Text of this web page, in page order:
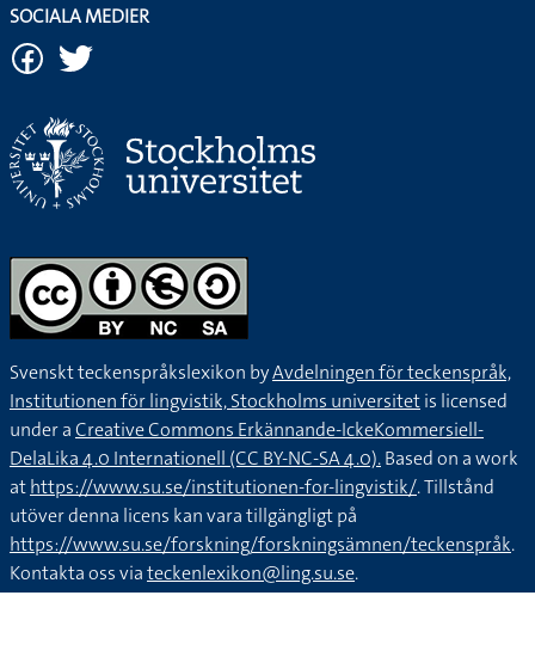
SOCIALA MEDIER
Svenskt teckenspråkslexikon byAvdelningen för teckenspråk,
Institutionen för lingvistik, Stockholms universitetis licensed
under aCreative Commons Erkännande-IckeKommersiell-
DelaLika 4.0 Internationell (CC BY-NC-SA 4.0).Based on a work
athttps://www.su.se/institutionen-for-lingvistik/. Tillstånd
utöver denna licens kan vara tillgängligt på
https://www.su.se/forskning/forskningsämnen/teckenspråk.
Kontakta oss viateckenlexikon@ling.su.se.